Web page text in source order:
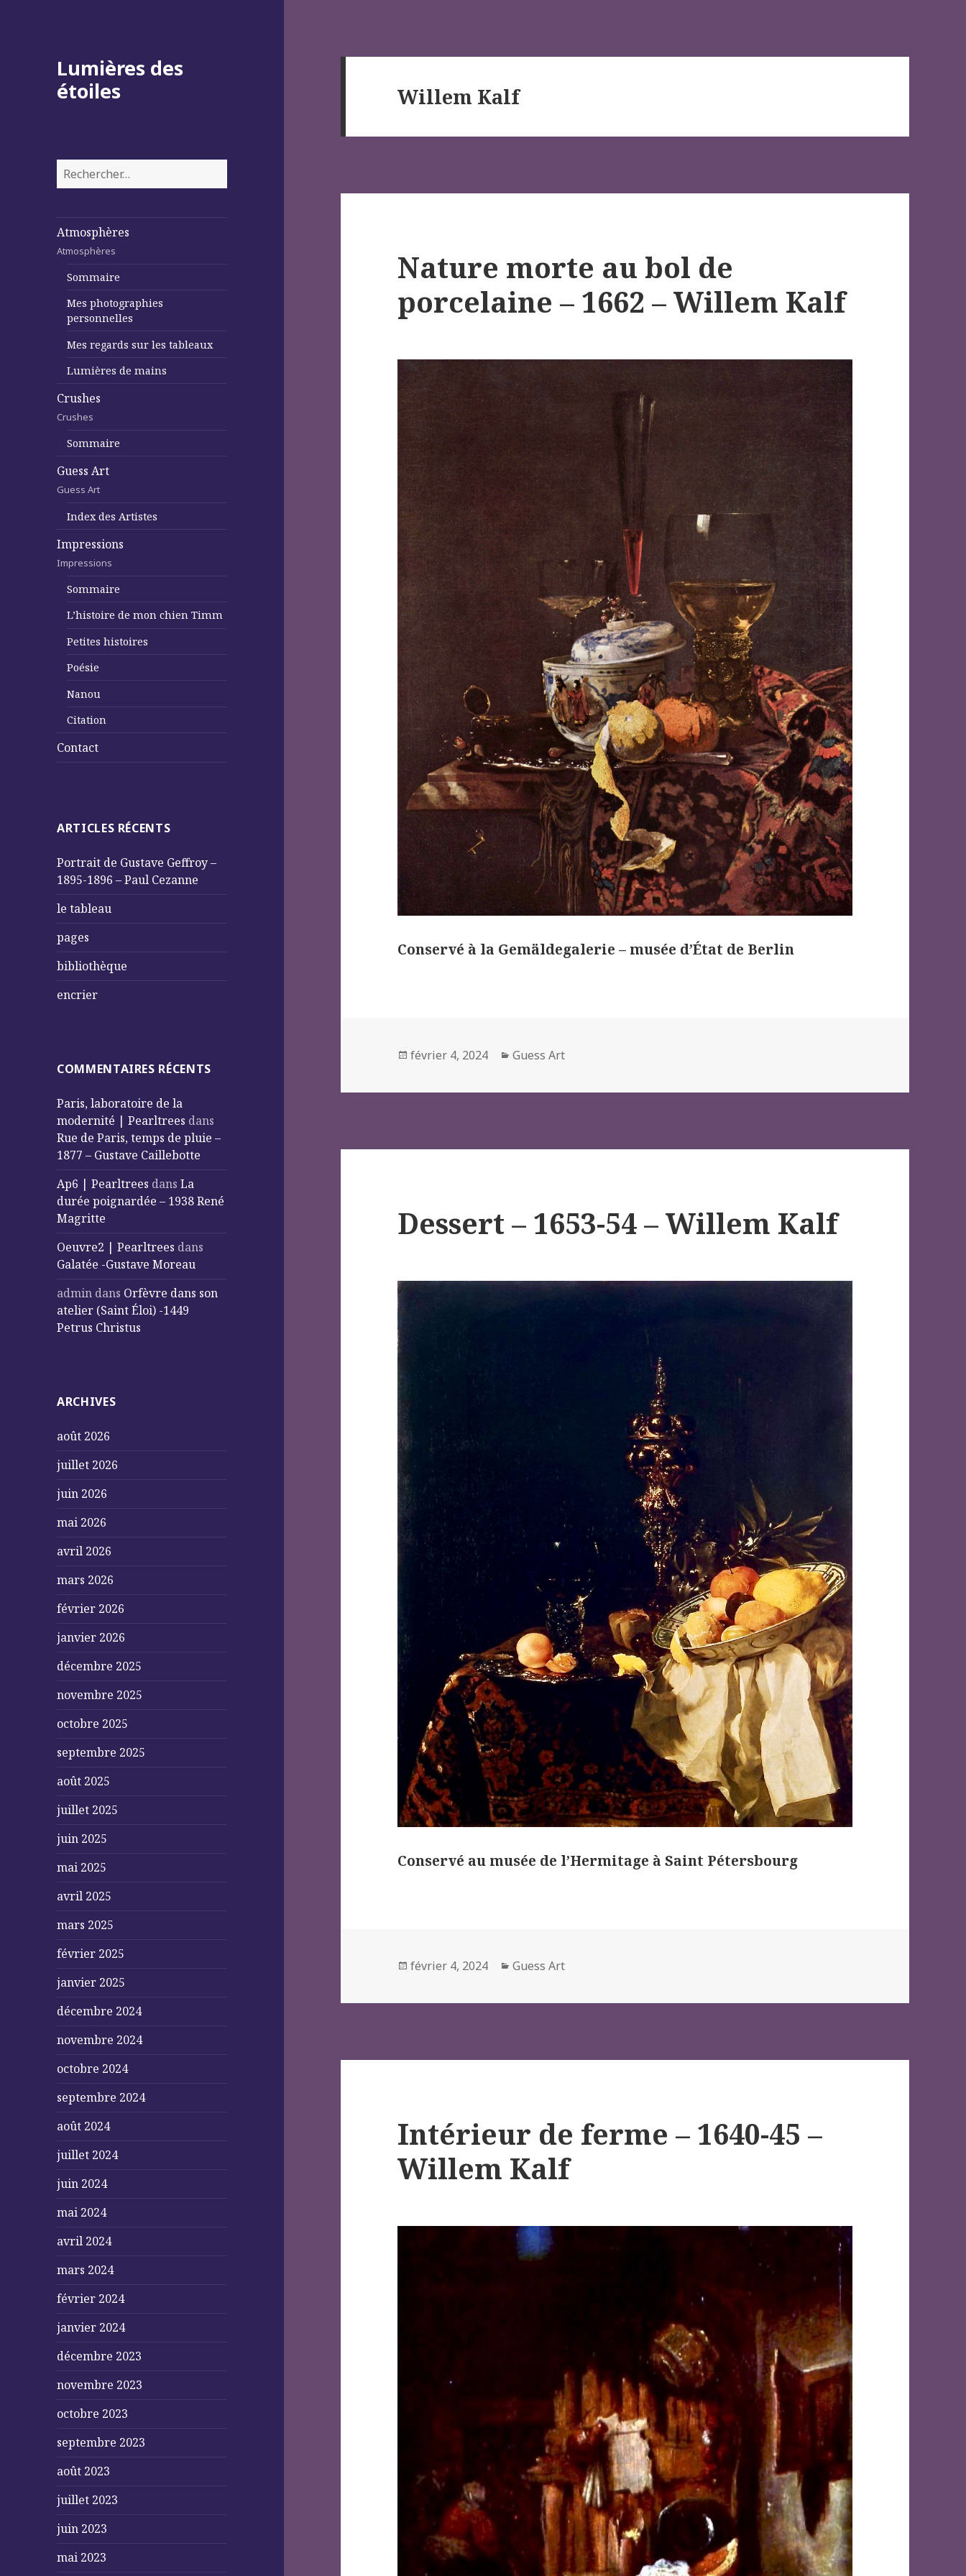
Lumières des
étoiles
Rechercher :
Atmosphères
Atmosphères
Sommaire
Mes photographies
personnelles
Mes regards sur les tableaux
Lumières de mains
Crushes
Crushes
Sommaire
Guess Art
Guess Art
Index des Artistes
Impressions
Impressions
Sommaire
L’histoire de mon chien Timm
Petites histoires
Poésie
Nanou
Citation
Contact
ARTICLES RÉCENTS
Portrait de Gustave Geffroy –
1895-1896 – Paul Cezanne
le tableau
pages
bibliothèque
encrier
COMMENTAIRES RÉCENTS
Paris, laboratoire de la
modernité | Pearltrees dans
Rue de Paris, temps de pluie –
1877 – Gustave Caillebotte
Ap6 | Pearltrees dansLa
durée poignardée – 1938 René
Magritte
Oeuvre2 | Pearltrees dans
Galatée -Gustave Moreau
admin dans Orfèvre dans son
atelier (Saint Éloi) -1449
Petrus Christus
ARCHIVES
août 2026
juillet 2026
juin 2026
mai 2026
avril 2026
mars 2026
février 2026
janvier 2026
décembre 2025
novembre 2025
octobre 2025
septembre 2025
août 2025
juillet 2025
juin 2025
mai 2025
avril 2025
mars 2025
février 2025
janvier 2025
décembre 2024
novembre 2024
octobre 2024
septembre 2024
août 2024
juillet 2024
juin 2024
mai 2024
avril 2024
mars 2024
février 2024
janvier 2024
décembre 2023
novembre 2023
octobre 2023
septembre 2023
août 2023
juillet 2023
juin 2023
mai 2023
Willem Kalf
Nature morte au bol de
porcelaine – 1662 – Willem Kalf
Conservé à la Gemäldegalerie – musée d’État de Berlin
Posted
février 4, 2024 Categories
Guess Art
Dessert – 1653-54 – Willem Kalf
Conservé au musée de l’Hermitage à Saint Pétersbourg
Posted
février 4, 2024 Categories
Guess Art
Intérieur de ferme – 1640-45 –
Willem Kalf